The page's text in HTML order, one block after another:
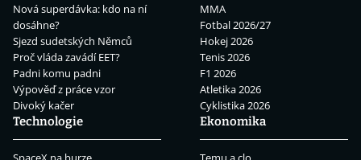
Nová superdávka: kdo na ní
dosáhne?
Sjezd sudetských Němců
Proč vláda zavádí EET?
Padni komu padni
Výpověď z práce vzor
Divoký kačer
MMA
Fotbal 2026/27
Hokej 2026
Tenis 2026
F1 2026
Atletika 2026
Cyklistika 2026
Technologie
Ekonomika